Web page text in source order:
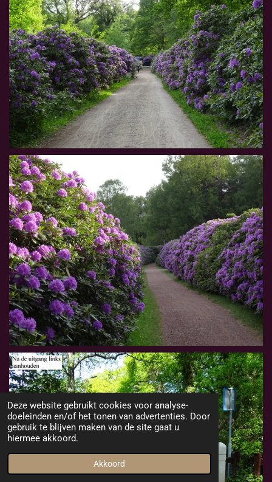
Deze website gebruikt cookies voor analyse-
doeleinden en/of het tonen van advertenties. Door
gebruik te blijven maken van de site gaat u
hiermee akkoord.
Akkoord